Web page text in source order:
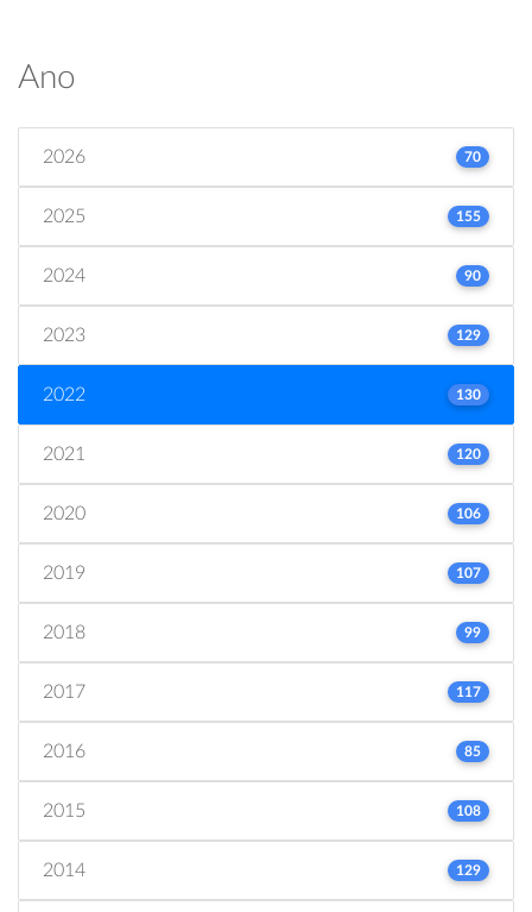
Ano
2026 70
2025 155
2024 90
2023 129
2022 130
2021 120
2020 106
2019 107
2018 99
2017 117
2016 85
2015 108
2014 129